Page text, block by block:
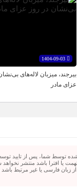
بیرجند، میزبان لاله‌های
عزای مادر
توسط شما، پس از تایید
یا افترا باشد منتشر نخواهد
از زبان فارسی یا غیر مرتبط